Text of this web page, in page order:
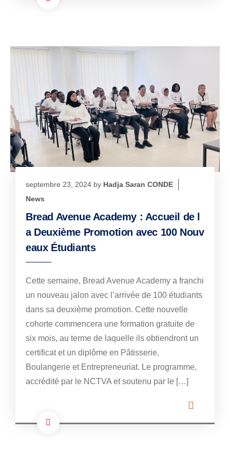
septembre 23, 2024 by Hadja Saran CONDE
News
Bread Avenue Academy : Accueil de l
a Deuxième Promotion avec 100 Nouv
eaux Étudiants
Cette semaine, Bread Avenue Academy a franchi
un nouveau jalon avec l’arrivée de 100 étudiants
dans sa deuxième promotion. Cette nouvelle
cohorte commencera une formation gratuite de
six mois, au terme de laquelle ils obtiendront un
certificat et un diplôme en Pâtisserie,
Boulangerie et Entrepreneuriat. Le programme,
accrédité par le NCTVA et soutenu par le […]